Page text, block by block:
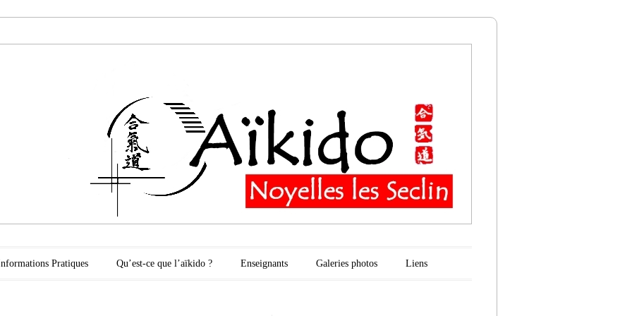
Pratiques Qu’est-ce que l’aïkido ? Enseignants Galeries photos Liens